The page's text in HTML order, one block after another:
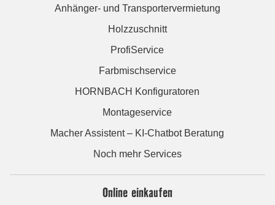
Anhänger- und Transportervermietung
Holzzuschnitt
ProfiService
Farbmischservice
HORNBACH Konfiguratoren
Montageservice
Macher Assistent – KI-Chatbot Beratung
Noch mehr Services
Online einkaufen